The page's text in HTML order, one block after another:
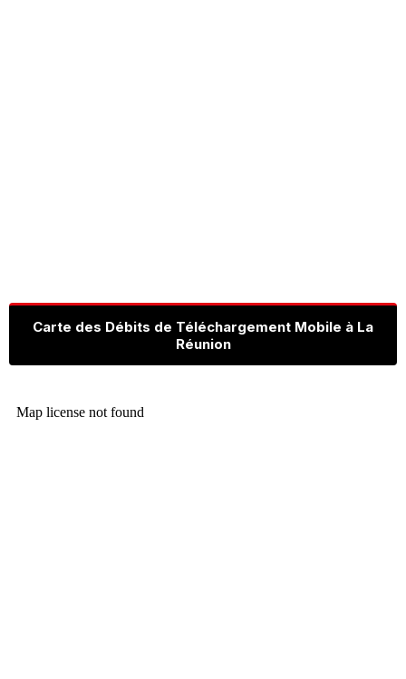
Carte des Débits de Téléchargement Mobile à La
Réunion